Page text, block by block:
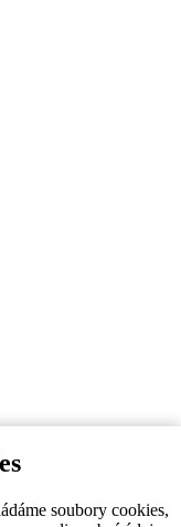
soubory cookies,